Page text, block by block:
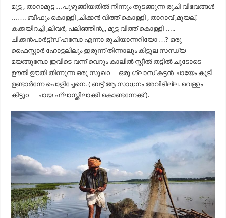
മുട്ട , താറാമുട്ട …പുഴുങ്ങിയതിൽ നിന്നും തുടങ്ങുന്ന രുചി വിഭവങ്ങൾ
……. ബീഫും കൊള്ളി ,ചിക്കൻ വിത്ത് കൊള്ളി , താറാവ് ,മുയല്,
കക്കയിറച്ചി ,ലിവർ, പലിഞ്ഞീൻ,,, മുട്ട വിത്ത് കൊള്ളി …..
ചിക്കൻപാർട്ട്സ്‌ ഹമ്പോ എന്നാ രുചിയാന്നറിയോ …? ഒരു
ഫൈസ്റ്റാർ ഹോട്ടലിലും ഇരുന്ന് തിന്നാലും കിട്ടൂല സന്ധ്യ
മയങ്ങുമ്പോ ഇവിടെ വന്ന് വെറും കാലിൽ സ്റ്റീൽ തട്ടിൽ ചൂടോടെ
ഊതി ഊതി തിന്നുന്ന ഒരു സുഖo… ഒരു ഗ്ലാസ് കട്ടൻ ചായേം കൂടി
ഉണ്ടാർന്നേ പൊളിച്ചേനെ. ( ബട്ട് ആ സാധനം അവിടില്ല. വെള്ളം
കിട്ടുo …ചായ ഫ്ലാസ്ക്കിലാക്കി കൊണ്ടന്നേക്ക് ).